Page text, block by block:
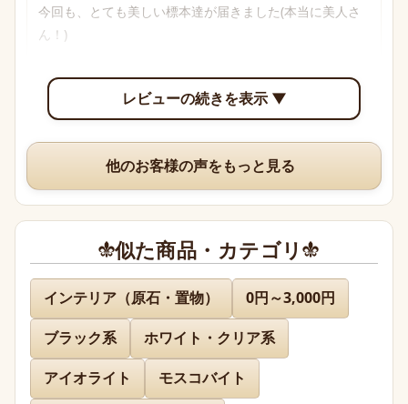
今回も、とても美しい標本達が届きました(本当に美人さ
ん！)
透明感のあるブルーからパープル、多色性がはっきり確認
できて眺めていて楽しいです。
いつも、丁寧な梱包や手書きのメッセージ、そして素敵な
オマケまでありがとうございますm(*_ _)m
名無し 様
先日通販を利用させて頂きましたが迅速に対応、お送り下
さりまして有難うございました。
どのお品物も画像で見た以上に美しく、お迎えできて本当
レビューの続きを表示 ▼
他のお客様の声をもっと見る
似た商品・カテゴリ
インテリア（原石・置物）
0円～3,000円
ブラック系
ホワイト・クリア系
アイオライト
モスコバイト